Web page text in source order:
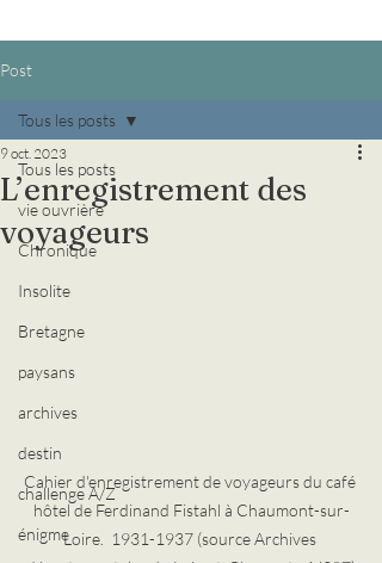
Post
Tous les posts
vie ouvrière
Chronique
Insolite
Bretagne
paysans
archives
destin
challenge A/Z
énigme
Tous les posts
L’enregistrement des
voyageurs
9 oct. 2023
Cahier d'enregistrement de voyageurs du café
hôtel de Ferdinand Fistahl à Chaumont-sur-
Loire.  1931-1937 (source Archives